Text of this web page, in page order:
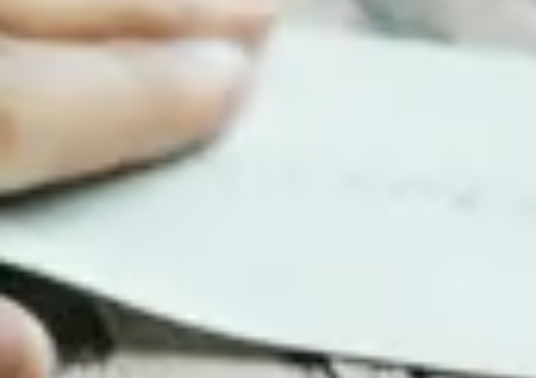
PHP-baserade WordPress har länge varit en
populär bloggplattform med en struktur som
anpassas med plugins och sidmallar som utökar
funktionaliteten. För webbplatser som behöver
flexibilitet och organisering av sina innehållstyper
blir WordPress mer svårhanterlig i slutändan
eftersom syftet att vara ett ”renodlat” CMS är
sekundärt. Innehållet på sidorna är ostrukturerat
vilket gör det svårare att anpassa för andra
kanaler. Därför fungerar WordPress bäst till just
bloggar som i framtiden inte är planerade att vara
något mer.